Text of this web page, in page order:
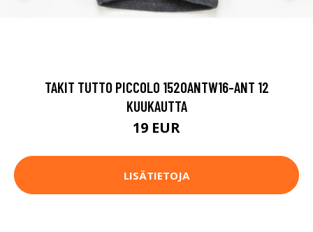
TAKIT TUTTO PICCOLO 1520ANTW16-ANT 12
KUUKAUTTA
19 EUR
LISÄTIETOJA